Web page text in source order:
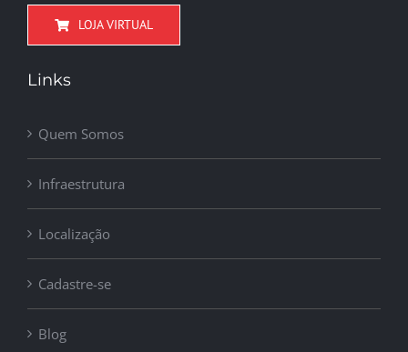
LOJA VIRTUAL
Links
Quem Somos
Infraestrutura
Localização
Cadastre-se
Blog